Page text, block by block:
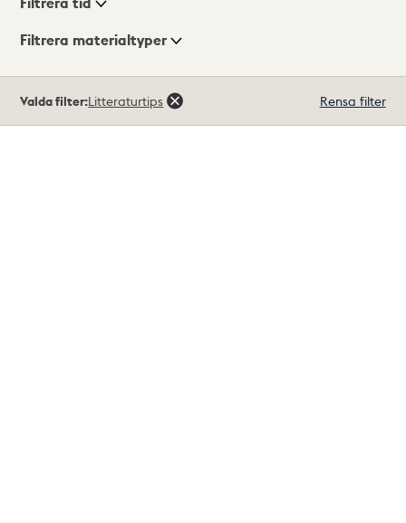
Visningsläge
Filtrera materialtyper
träffar
Valda filter:Litteraturtips Rensa filter